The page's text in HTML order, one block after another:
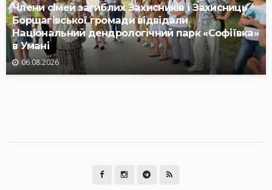
Члени сімей загиблих Захисників і Захисниць
Борщагівської громади відвідали
Національний дендрологічний парк «Софіївка»
в Умані
06.08.2026